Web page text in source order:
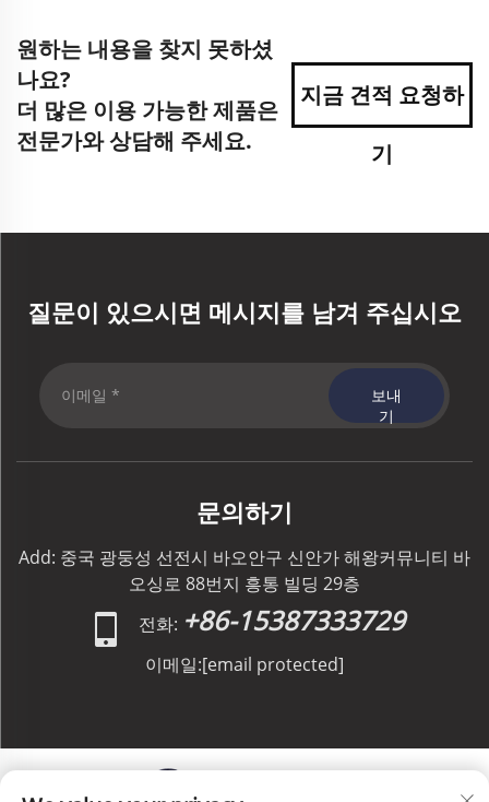
원하는 내용을 찾지 못하셨
나요?
더 많은 이용 가능한 제품은
전문가와 상담해 주세요.
지금 견적 요청하
기
질문이 있으시면 메시지를 남겨 주십시오
보내
기
문의하기
Add: 중국 광둥성 선전시 바오안구 신안가 해왕커뮤니티 바
오싱로 88번지 흥통 빌딩 29층
전화: +86-15387333729
이메일:[email protected]